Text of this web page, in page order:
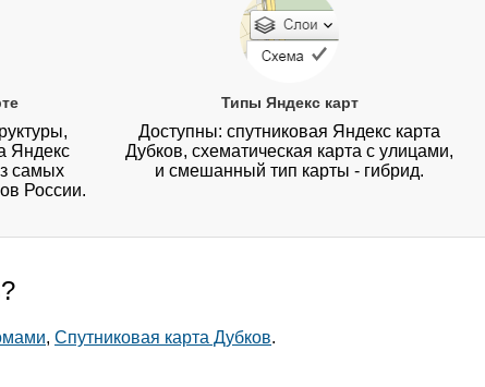
Яндекс
самых
России.
Типы Яндекс карт
Доступны: спутниковая Яндекс карта
Дубков, схематическая карта с улицами,
и смешанный тип карты - гибрид.
, Спутниковая карта Дубков.